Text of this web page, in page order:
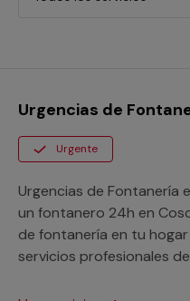
Urgencias de
Urgente
Urgencias de Fontanería en
un fontanero 24h en
de fontanería en tu
servicios profesionales